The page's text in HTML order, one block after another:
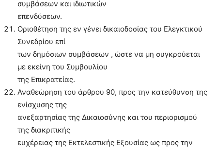
συμβάσεων και ιδιωτικών
επενδύσεων.
Οριοθέτηση της εν γένει δικαιοδοσίας του Ελεγκτικού
Συνεδρίου επί
των δημόσιων συμβάσεων , ώστε να μη συγκρούεται
με εκείνη του Συμβουλίου
της Επικρατείας.
Αναθεώρηση του άρθρου 90, προς την κατεύθυνση της
ενίσχυσης της
ανεξαρτησίας της Δικαιοσύνης και του περιορισμού
της διακριτικής
ευχέρειας της Εκτελεστικής Εξουσίας ως προς την